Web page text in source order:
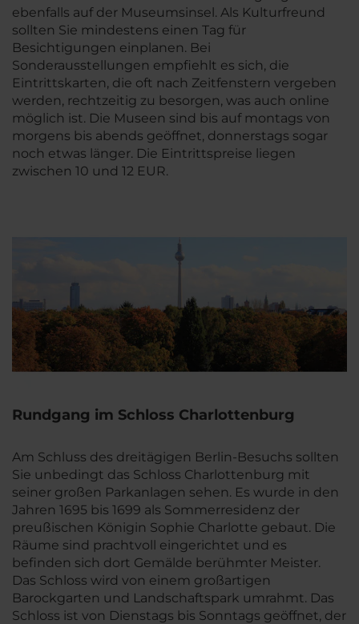
ebenfalls auf der Museumsinsel. Als Kulturfreund
sollten Sie mindestens einen Tag für
Besichtigungen einplanen. Bei
Sonderausstellungen empfiehlt es sich, die
Eintrittskarten, die oft nach Zeitfenstern vergeben
werden, rechtzeitig zu besorgen, was auch online
möglich ist. Die Museen sind bis auf montags von
morgens bis abends geöffnet, donnerstags sogar
noch etwas länger. Die Eintrittspreise liegen
zwischen 10 und 12 EUR.
Rundgang im Schloss Charlottenburg
Am Schluss des dreitägigen Berlin-Besuchs sollten
Sie unbedingt das Schloss Charlottenburg mit
seiner großen Parkanlagen sehen. Es wurde in den
Jahren 1695 bis 1699 als Sommerresidenz der
preußischen Königin Sophie Charlotte gebaut. Die
Räume sind prachtvoll eingerichtet und es
befinden sich dort Gemälde berühmter Meister.
Das Schloss wird von einem großartigen
Barockgarten und Landschaftspark umrahmt. Das
Schloss ist von Dienstags bis Sonntags geöffnet, der